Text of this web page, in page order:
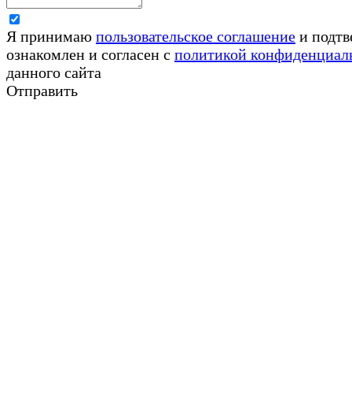
Я принимаю пользовательское соглашение и
ознакомлен и согласен с политикой
данного сайта
Отправить